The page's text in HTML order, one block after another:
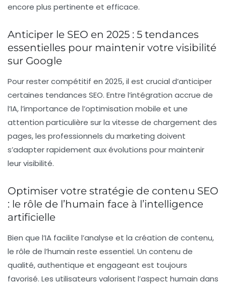
encore plus pertinente et efficace.
Anticiper le SEO en 2025 : 5 tendances
essentielles pour maintenir votre visibilité
sur Google
Pour rester compétitif en 2025, il est crucial d’anticiper
certaines tendances SEO. Entre l’intégration accrue de
l’IA, l’importance de l’optimisation mobile et une
attention particulière sur la vitesse de chargement des
pages, les professionnels du marketing doivent
s’adapter rapidement aux évolutions pour maintenir
leur visibilité.
Optimiser votre stratégie de contenu SEO
: le rôle de l’humain face à l’intelligence
artificielle
Bien que l’IA facilite l’analyse et la création de contenu,
le rôle de l’humain reste essentiel. Un contenu de
qualité,authentique et engageant est toujours
favorisé. Les utilisateurs valorisent l’aspect humain dans